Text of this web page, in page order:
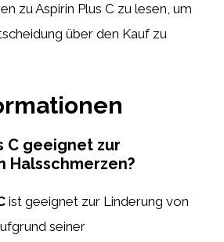
zu Aspirin Plus C zu lesen, um
über den Kauf zu
C geeignet zur
Halsschmerzen?
ist geeignet zur Linderung von
seiner